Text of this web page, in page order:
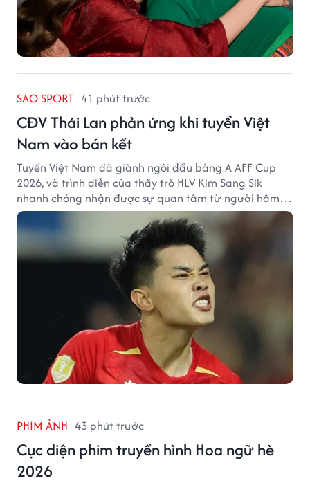
SAO SPORT 41 phút trước
CĐV Thái Lan phản ứng khi tuyển Việt
Nam vào bán kết
Tuyển Việt Nam đã giành ngôi đầu bảng A AFF Cup
2026, và trình diễn của thầy trò HLV Kim Sang Sik
nhanh chóng nhận được sự quan tâm từ người hâm
mộ Thái Lan.
PHIM ẢNH 43 phút trước
Cục diện phim truyền hình Hoa ngữ hè
2026